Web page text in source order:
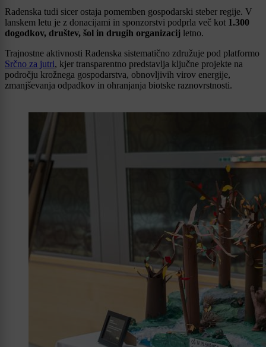
Radenska tudi sicer ostaja pomemben gospodarski steber regije. V
lanskem letu je z donacijami in sponzorstvi podprla več kot 1.300
dogodkov, društev, šol in drugih organizacij letno.
Trajnostne aktivnosti Radenska sistematično združuje pod platformo
Srčno za jutri, kjer transparentno predstavlja ključne projekte na
področju krožnega gospodarstva, obnovljivih virov energije,
zmanjševanja odpadkov in ohranjanja biotske raznovrstnosti.